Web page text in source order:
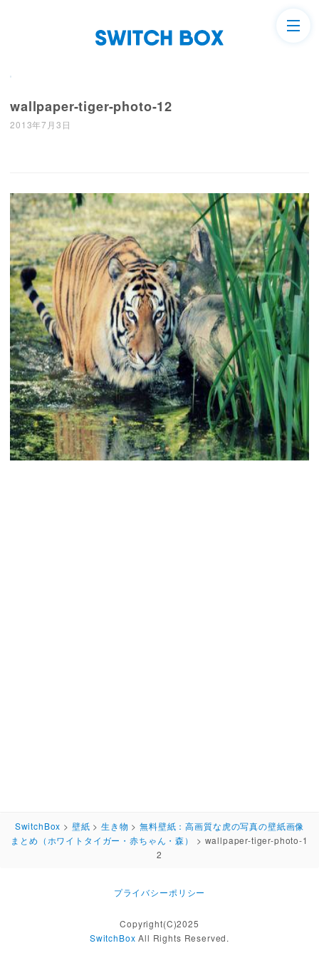
wallpaper-tiger-photo-12
2013年7月3日
SwitchBox > 壁紙 >生き物 >無料壁紙：高画質な虎の写真の壁紙画像
まとめ（ホワイトタイガー・赤ちゃん・森）
> wallpaper-tiger-photo-1
2
プライバシーポリシー
Copyright(C)2025
SwitchBox All Rights Reserved.